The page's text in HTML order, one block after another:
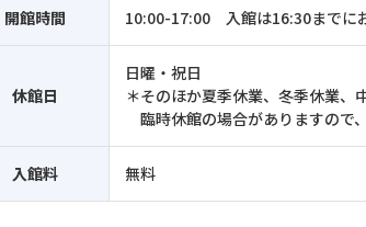
開館時間 10:00-17:00 入館は16:30までに
休館日
日曜・祝日
＊そのほか夏季休業、冬季休業、
臨時休館の場合がありますので
入館料 無料